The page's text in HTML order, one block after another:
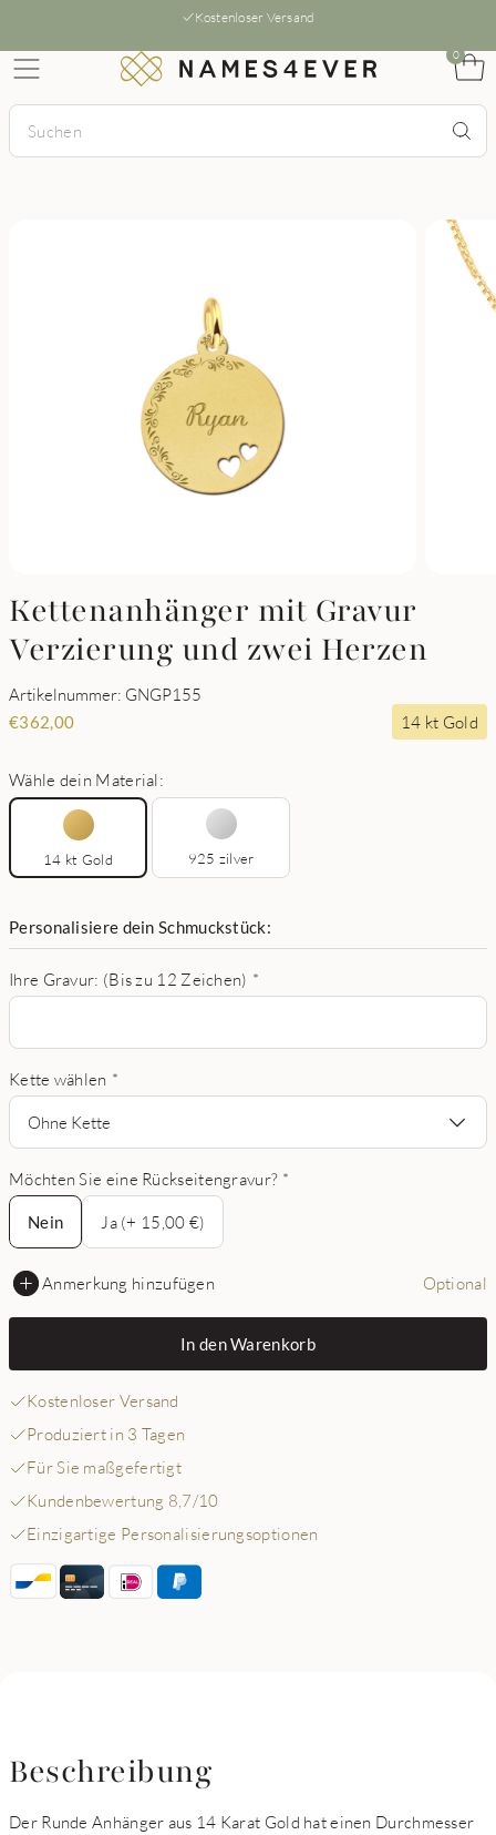
Kostenloser Versand
0
Kettenanhänger mit Gravur
Verzierung und zwei Herzen
Artikelnummer: GNGP155
€362,00 14 kt Gold
Wähle dein Material:
14 kt Gold 925 zilver
Personalisiere dein Schmuckstück:
Ihre Gravur: (Bis zu 12 Zeichen) *
Kette wählen *
Ohne Kette
Möchten Sie eine Rückseitengravur? *
Nein
Nein
Ja (+ 15,00 €)
Anmerkung hinzufügen Optional
In den Warenkorb
Kostenloser Versand
Produziert in 3 Tagen
Für Sie maßgefertigt
Kundenbewertung 8,7/10
Einzigartige Personalisierungsoptionen
Beschreibung
Der Runde Anhänger aus 14 Karat Gold hat einen Durchmesser